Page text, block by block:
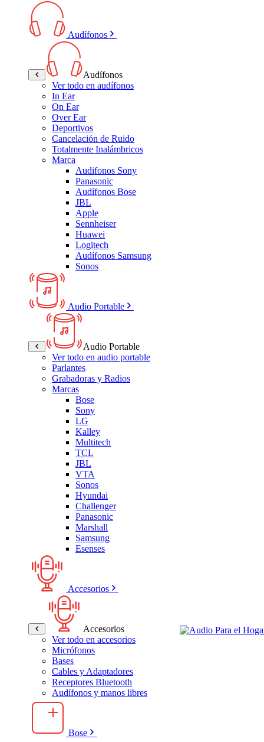
Audífonos
Audífonos
Ver todo en audífonos
In Ear
On Ear
Over Ear
Deportivos
Cancelación de Ruido
Totalmente Inalámbricos
Marca
Audifonos Sony
Panasonic
Audífonos Bose
JBL
Apple
Sennheiser
Huawei
Logitech
Audífonos Samsung
Sonos
Audio Portable
Audio Portable
Ver todo en audio portable
Parlantes
Grabadoras y Radios
Marcas
Bose
Sony
LG
Kalley
Multitech
TCL
JBL
VTA
Sonos
Hyundai
Challenger
Panasonic
Marshall
Samsung
Esenses
Accesorios
Accesorios
Ver todo en accesorios
Micrófonos
Bases
Cables y Adaptadores
Receptores Bluetooth
Audífonos y manos libres
Bose